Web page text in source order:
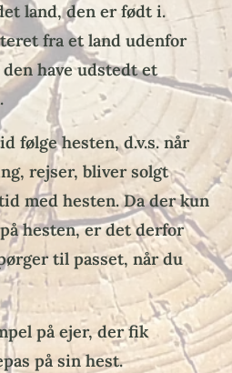
land, den er født i.
fra et land udenfor
den have udstedt et
følge hesten, d.v.s. når
rejser, bliver solgt
med hesten. Da der kun
hesten, er det derfor
til passet, når du
på ejer, der fik
på sin hest.